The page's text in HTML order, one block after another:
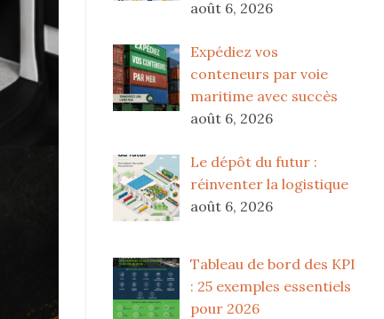
août 6, 2026
Expédiez vos
conteneurs par voie
maritime avec succès
août 6, 2026
Le dépôt du futur :
réinventer la logistique
août 6, 2026
Tableau de bord des KPI
: 25 exemples essentiels
pour 2026